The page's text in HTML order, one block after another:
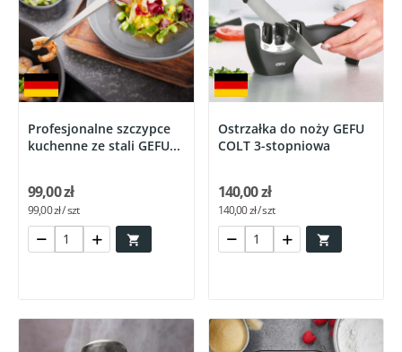
Profesjonalne szczypce
kuchenne ze stali GEFU...

99,00 zł
99,00 zł / szt
Ostrzałka do noży GEFU
COLT 3-stopniowa

140,00 zł
140,00 zł / szt